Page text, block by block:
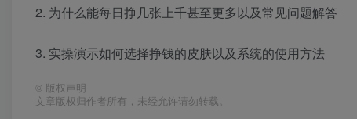
2. 为什么能每日挣几张上千甚至更多以及常见问题解答
3. 实操演示如何选择挣钱的皮肤以及系统的使用方法
© 版权声明
文章版权归作者所有，未经允许请勿转载。